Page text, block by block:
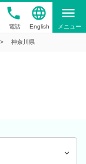
phone
電話
language
English
menu
メニュー
神奈川県